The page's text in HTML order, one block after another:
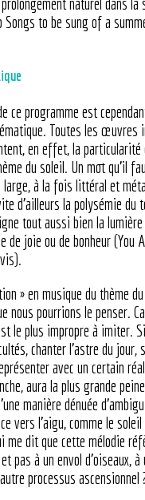
naturel dans la
Songs to be sung of a
ce programme est
Toutes les œuvres
en effet, la particularité
du soleil. Un mot qu’il
large, à la fois littéral et
d’ailleurs la polysémie du
tout aussi bien la
de joie ou de bonheur (You
» en musique du thème
nous pourrions le penser.
le plus impropre à imiter.
chanter l’astre du jour,
avec un certain
aura la plus grande
manière dénuée
vers l’aigu, comme le
me dit que cette mélodie
pas à un envol d’oiseaux, à
processus ascensionnel